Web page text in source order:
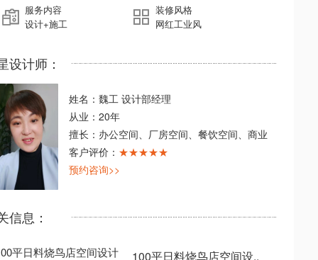
服务内容
设计+施工
装修风格
网红工业风
设计师：
姓名：魏工 设计部经理
从业：20年
擅长：办公空间、厂房空间、餐饮空间、商业
客户评价： ★★★★★
预约咨询>>
信息：
100平日料烧鸟店空间设..